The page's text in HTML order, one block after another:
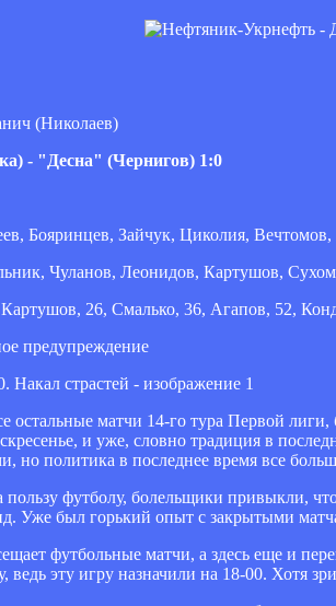
(Николаев)
- "Десна" (Чернигов) 1:0
Бояринцев, Зайчук, Циколия,
Чуланов, Леонидов, Картушов,
26, Смалько, 36, Агапов, 52,
предупреждение
остальные матчи 14-го тура Первой
и уже, словно традиция в
но политика в последнее время все
футболу, болельщики привыкли,
Уже был горький опыт с закрытыми
футбольные матчи, а здесь еще и
ведь эту игру назначили на 18-00. Хотя